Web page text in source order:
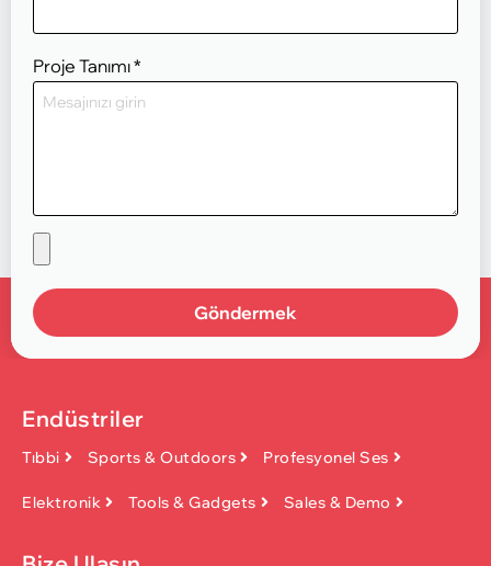
Proje Tanımı*
Göndermek
Endüstriler
Tıbbi Sports & Outdoors Profesyonel Ses
Elektronik Tools & Gadgets Sales & Demo